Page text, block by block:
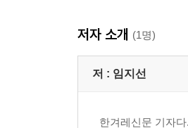
4장 그리고 사건은 계속
만삭의 의사부인 사망
온라인 논객의 죽음
저자 소개 (1명)
저 : 임지선
한겨레신문 기자